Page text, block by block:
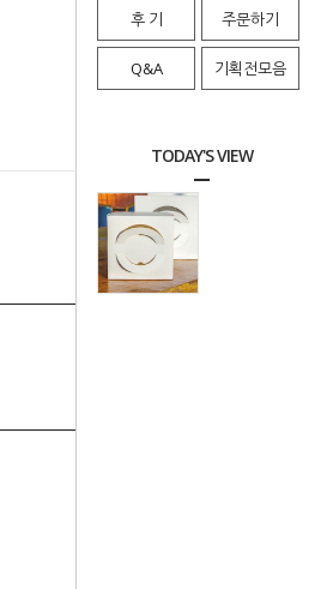
후 기 주문하기
Q&A 기획전모음
TODAY'S VIEW
총 상품 금액